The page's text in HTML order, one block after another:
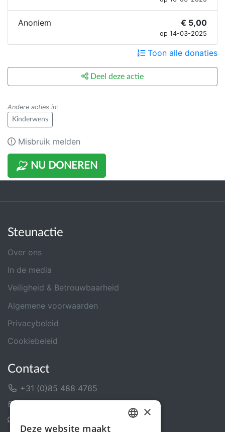
NU DONEREN
Anoniem € 5,00
op 14-03-2025
Toon alle donaties
Deel deze actie
Andere acties in:
Kinderwens
Misbruik melden
Steunactie
Over ons
In de media
Veiligheid & Betrouwbaarheid
Algemene voorwaarden
Privacybeleid
Cookiebeleid
Contact
+31 (0)85 488 4765
×
Deze website maakt